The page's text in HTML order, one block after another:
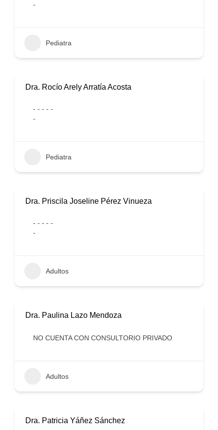
-
Pediatra
Dra. Rocío Arely Arratía Acosta
- - - - -
-
Pediatra
Dra. Priscila Joseline Pérez Vinueza
- - - - -
-
Adultos
Dra. Paulina Lazo Mendoza
NO CUENTA CON CONSULTORIO PRIVADO
Adultos
Dra. Patricia Yáñez Sánchez